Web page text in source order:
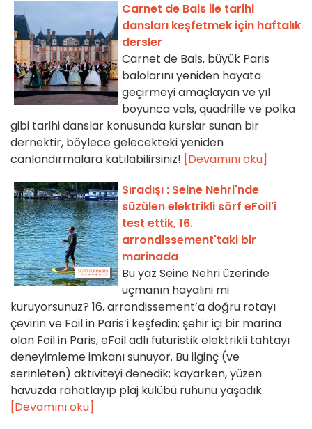
Carnet de Bals ile tarihi
dansları keşfetmek için haftalık
dersler
Carnet de Bals, büyük Paris
balolarını yeniden hayata
geçirmeyi amaçlayan ve yıl
boyunca vals, quadrille ve polka
gibi tarihi danslar konusunda kurslar sunan bir
dernektir, böylece gelecekteki yeniden
canlandırmalara katılabilirsiniz! [Devamını oku]
Sıradışı : Seine Nehri'nde
süzülen elektrikli sörf eFoil'i
test ettik, 16.
arrondissement'taki bir
marinada
Bu yaz Seine Nehri üzerinde
uçmanın hayalini mi
kuruyorsunuz? 16. arrondissement’a doğru rotayı
çevirin ve Foil in Paris’i keşfedin; şehir içi bir marina
olan Foil in Paris, eFoil adlı futuristik elektrikli tahtayı
deneyimleme imkanı sunuyor. Bu ilginç (ve
serinleten) aktiviteyi denedik; kayarken, yüzen
havuzda rahatlayıp plaj kulübü ruhunu yaşadık.
[Devamını oku]